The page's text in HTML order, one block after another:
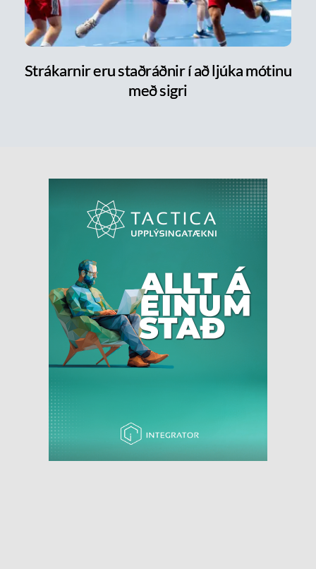
Strákarnir eru staðráðnir í að ljúka mótinu
með sigri